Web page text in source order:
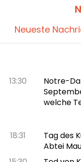
Neueste
13:30
Notre-
welche
18:31
Tag des
Abtei